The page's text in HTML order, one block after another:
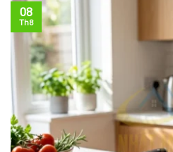
08
Th8